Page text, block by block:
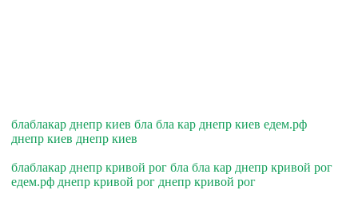
блаблакар днепр киев бла бла кар днепр киев едем.рф
днепр киев днепр киев
блаблакар днепр кривой рог бла бла кар днепр кривой рог
едем.рф днепр кривой рог днепр кривой рог